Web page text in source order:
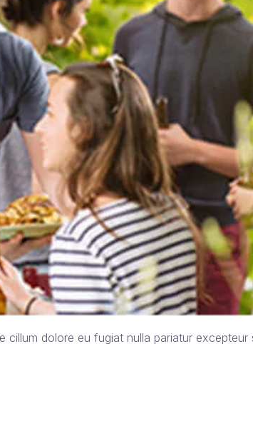
cillum dolore eu fugiat nulla pariatur excepteur